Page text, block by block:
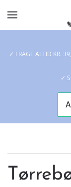
Skip to main
✓ FRAGT ALTID KR.
✓